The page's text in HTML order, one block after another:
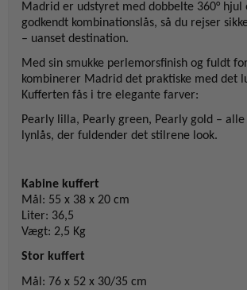
Madrid er udstyret med dobbelte 360° hjul
godkendt kombinationslås, så du rejser
– uanset destination.
Med sin smukke perlemorsfinish og fuldt
kombinerer Madrid det praktiske med det
Kufferten fås i tre elegante farver:
Pearly lilla, Pearly green, Pearly gold –
lynlås, der fuldender det stilrene look.
Kabine kuffert
Mål: 55 x 38 x 20 cm
Liter: 36,5
Vægt: 2,5 Kg
Stor kuffert
Mål: 76 x 52 x 30/35 cm